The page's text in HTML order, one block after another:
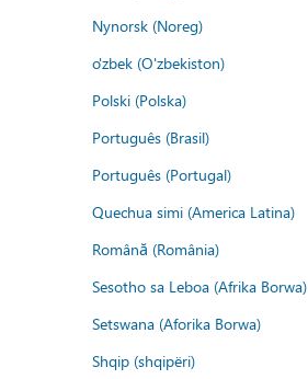
Nynorsk (Noreg)
o'zbek (O'zbekiston)
Polski (Polska)
Português (Brasil)
Português (Portugal)
Quechua simi (America Latina)
Română (România)
Sesotho sa Leboa (Afrika Borwa)
Setswana (Aforika Borwa)
Shqip (shqipëri)